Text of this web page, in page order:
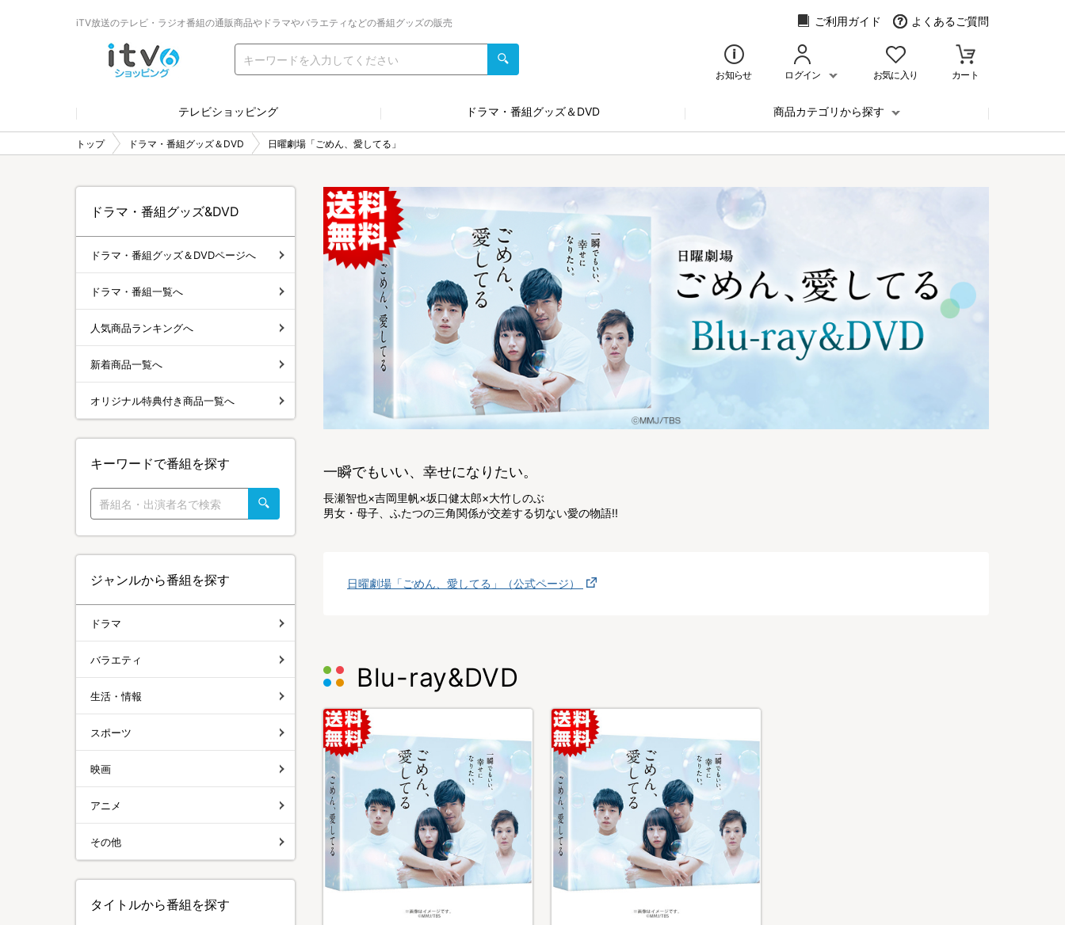
iTV放送のテレビ・ラジオ番組の通販商品やドラマやバラエティなどの番組グッズの販売 ご利用ガイド よくあるご質問
お知らせ ログイン お気に入り カート
テレビショッピング ドラマ・番組グッズ＆DVD 商品カテゴリから探す
トップ ドラマ・番組グッズ＆DVD 日曜劇場「ごめん、愛してる」
一瞬でもいい、幸せになりたい。
長瀬智也×吉岡里帆×坂口健太郎×大竹しのぶ
男女・母子、ふたつの三角関係が交差する切ない愛の物語!!
日曜劇場「ごめん、愛してる」（公式ページ）
Blu-ray&DVD
ドラマ・番組グッズ&DVD
ドラマ・番組グッズ＆DVDページへ
ドラマ・番組一覧へ
人気商品ランキングへ
新着商品一覧へ
オリジナル特典付き商品一覧へ
キーワードで番組を探す
ジャンルから番組を探す
ドラマ
バラエティ
生活・情報
スポーツ
映画
アニメ
その他
タイトルから番組を探す